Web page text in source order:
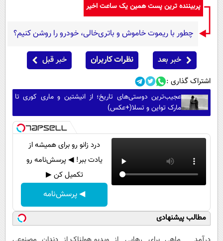
پربیننده ترین پست همین یک ساعت اخیر
چطور با ریموت خاموش و باتری‌خالی، خودرو را روشن کنیم؟
خبر بعد نظرات کاربران خبر قبل
اشتراک گذاری :
عجیب‌ترین دوستی‌های تاریخ؛ از انیشتین و ماری کوری تا
مارک تواین و تسلا(+عکس)
درد زانو رو برای همیشه از
یادت ببر! ◀ پرسش‌نامه رو
تکمیل کن ▶
◀ پرسش‌نامه
مطالب پیشنهادی